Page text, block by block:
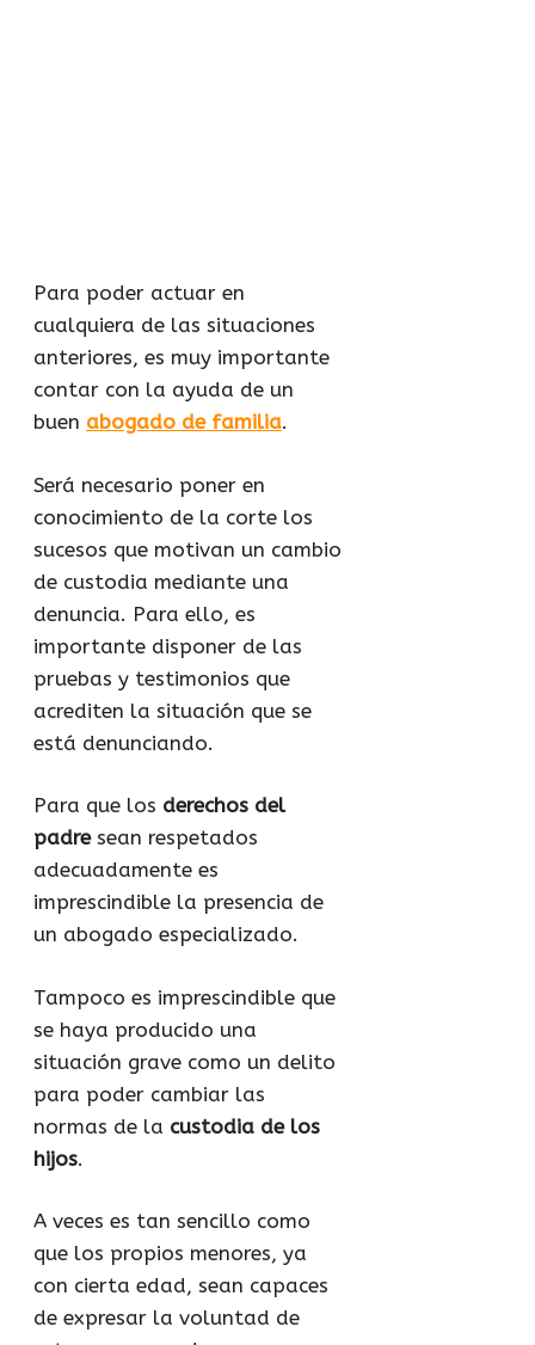
Para poder actuar en
cualquiera de las situaciones
anteriores, es muy importante
contar con la ayuda de un
buen abogado de familia.
Será necesario poner en
conocimiento de la corte los
sucesos que motivan un cambio
de custodia mediante una
denuncia. Para ello, es
importante disponer de las
pruebas y testimonios que
acrediten la situación que se
está denunciando.
Para que los derechos del
padresean respetados
adecuadamente es
imprescindible la presencia de
un abogado especializado.
Tampoco es imprescindible que
se haya producido una
situación grave como un delito
para poder cambiar las
normas de la custodia de los
hijos.
A veces es tan sencillo como
que los propios menores, ya
con cierta edad, sean capaces
de expresar la voluntad de